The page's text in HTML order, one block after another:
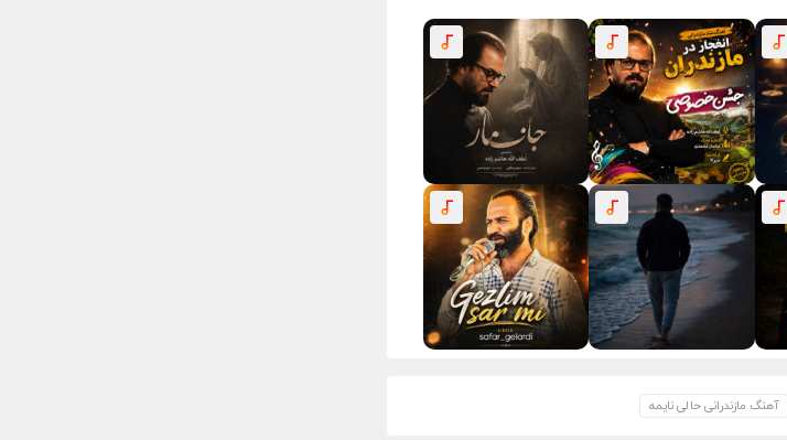
آهنگ مازندرانی حالی نایمه